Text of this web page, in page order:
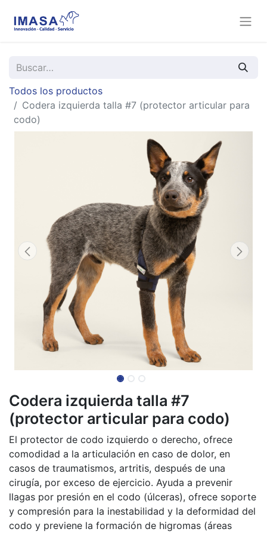
Todos los productos
Codera izquierda talla #7 (protector articular para
codo)
Codera izquierda talla #7
(protector articular para codo)
El protector de codo izquierdo o derecho, ofrece
comodidad a la articulación en caso de dolor, en
casos de traumatismos, artritis, después de una
cirugía, por exceso de ejercicio. Ayuda a prevenir
llagas por presión en el codo (úlceras), ofrece soporte
y compresión para la inestabilidad y la deformidad del
codo y previene la formación de higromas (áreas